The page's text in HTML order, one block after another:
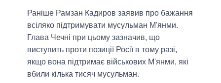
Раніше Рамзан Кадиров заявив про бажання
всіляко підтримувати мусульман М'янми.
Глава Чечні при цьому зазначив, що
виступить проти позиції Росії в тому разі,
якщо вона підтримає військових М'янми, які
вбили кілька тисяч мусульман.